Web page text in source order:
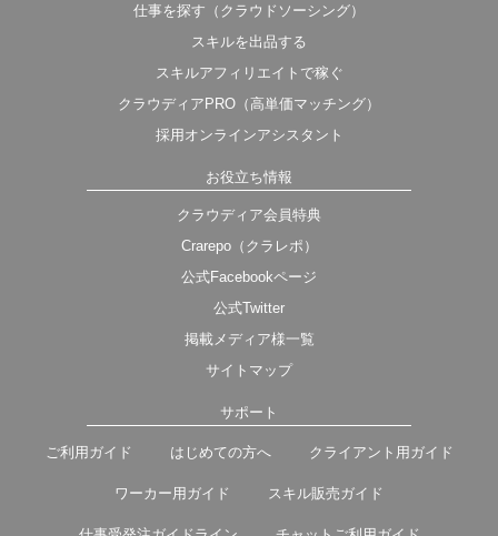
仕事を探す（クラウドソーシング）
スキルを出品する
スキルアフィリエイトで稼ぐ
クラウディアPRO（高単価マッチング）
採用オンラインアシスタント
お役立ち情報
クラウディア会員特典
Crarepo（クラレポ）
公式Facebookページ
公式Twitter
掲載メディア様一覧
サイトマップ
サポート
ご利用ガイド はじめての方へ クライアント用ガイド
ワーカー用ガイド スキル販売ガイド